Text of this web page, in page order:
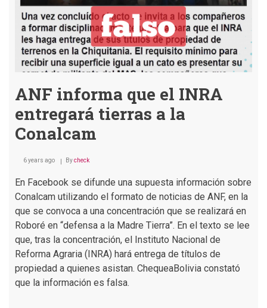
ANF informa que el INRA
entregará tierras a la
Conalcam
6 years ago Bycheck
En Facebook se difunde una supuesta información sobre
Conalcam utilizando el formato de noticias de ANF, en la
que se convoca a una concentración que se realizará en
Roboré en “defensa a la Madre Tierra”. En el texto se lee
que, tras la concentración, el Instituto Nacional de
Reforma Agraria (INRA) hará entrega de títulos de
propiedad a quienes asistan. ChequeaBolivia constató
que la información es falsa.